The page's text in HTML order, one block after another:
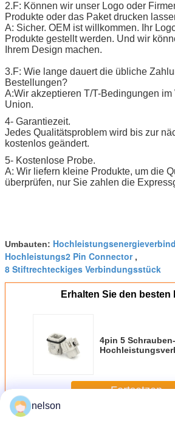
2.F: Können wir unser Logo oder
Produkte oder das Paket drucken
A: Sicher. OEM ist willkommen. Ihr
Produkte gestellt werden. Und wir
Ihrem Design machen.
3.F: Wie lange dauert die übliche
Bestellungen?
A:Wir akzeptieren T/T-Bedingungen im
Union.
4- Garantiezeit.
Jedes Qualitätsproblem wird bis zur
kostenlos geändert.
5- Kostenlose Probe.
A: Wir liefern kleine Produkte, um die
überprüfen, nur Sie zahlen die
Umbauten:
Hochleistungs2 Pin Connector,
8 Stiftrechteckiges Verbindungsstück
Erhalten Sie den besten
4pin 5
Fortsetzen
nelson